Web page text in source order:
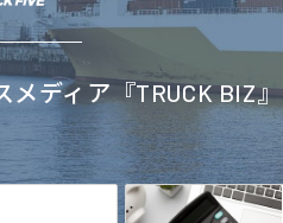
ディア『TRUCK BIZ』